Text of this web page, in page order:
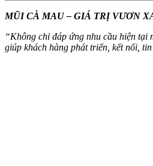
MŨI CÀ MAU – GIÁ TRỊ VƯƠN
“Không chỉ đáp ứng nhu cầu hiện tại
giúp khách hàng phát triển, kết nối,